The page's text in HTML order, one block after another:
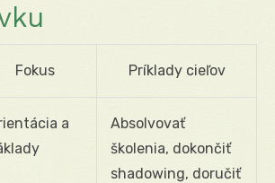
Fokus Príklady cieľov
a
Absolvovať
školenia, dokončiť
shadowing, doručiť